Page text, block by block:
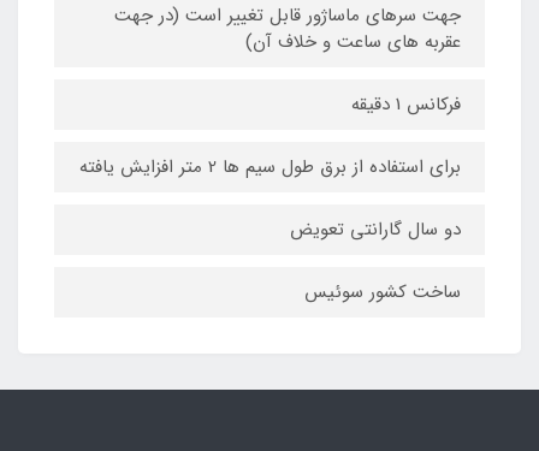
جهت سرهای ماساژور قابل تغییر است (در جهت
عقربه های ساعت و خلاف آن)
فرکانس 1 دقیقه
برای استفاده از برق طول سیم ها 2 متر افزایش یافته
دو سال گارانتی تعویض
ساخت کشور سوئیس